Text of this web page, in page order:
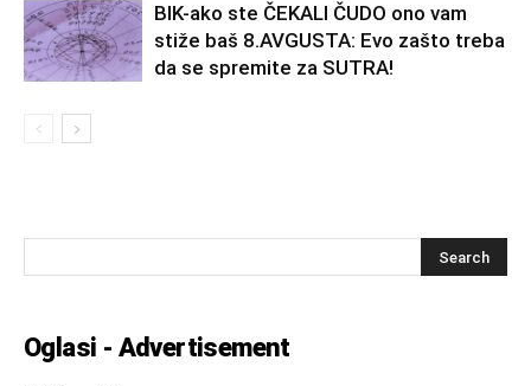
BIK-ako ste ČEKALI ČUDO ono vam
stiže baš 8.AVGUSTA: Evo zašto treba
da se spremite za SUTRA!
Oglasi - Advertisement